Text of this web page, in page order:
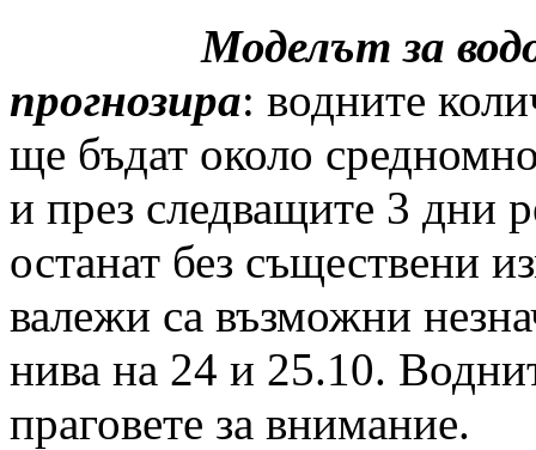
Моделът за
прогнозира: водните
ще бъдат около
и през следващите 3 дни
останат без съществени
валежи са възможни
нива на 24 и 25.10.
праговете за внимание.